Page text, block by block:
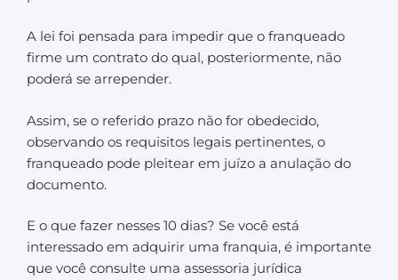
A lei foi pensada para impedir que o franqueado
firme um contrato do qual, posteriormente, não
poderá se arrepender.
Assim, se o referido prazo não for obedecido,
observando os requisitos legais pertinentes, o
franqueado pode pleitear em juízo a anulação do
documento.
E o que fazer nesses 10 dias? Se você está
interessado em adquirir uma franquia, é importante
que você consulte uma assessoria jurídica